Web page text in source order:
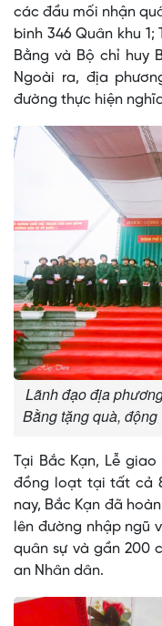
các đầu mối nhận
binh 346 Quân khu 1;
Bằng và Bộ chỉ huy
Ngoài ra, địa
đường thực hiện
Lãnh đạo địa
Bằng tặng quà,
Tại Bắc Kạn, Lễ
đồng loạt tại tất cả
nay, Bắc Kạn đã
lên đường nhập ngũ
quân sự và gần 200
an Nhân dân.